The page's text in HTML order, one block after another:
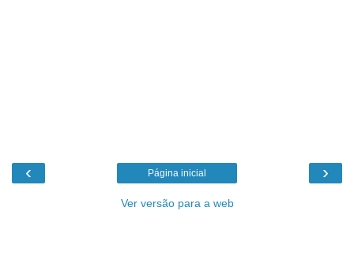
‹ ›
Página inicial
Ver versão para a web